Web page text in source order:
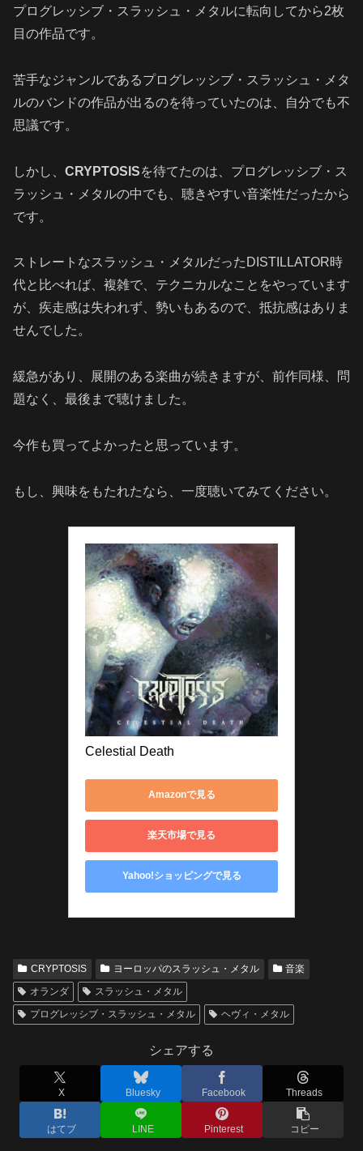
プログレッシブ・スラッシュ・メタルに転向してから2枚
目の作品です。
苦手なジャンルであるプログレッシブ・スラッシュ・メタ
ルのバンドの作品が出るのを待っていたのは、自分でも不
思議です。
しかし、 CRYPTOSISを待てたのは、プログレッシブ・ス
ラッシュ・メタルの中でも、聴きやすい音楽性だったから
です。
ストレートなスラッシュ・メタルだったDISTILLATOR時
代と比べれば、複雑で、テクニカルなことをやっています
が、疾走感は失われず、勢いもあるので、抵抗感はありま
せんでした。
緩急があり、展開のある楽曲が続きますが、前作同様、問
題なく、最後まで聴けました。
今作も買ってよかったと思っています。
もし、興味をもたれたなら、一度聴いてみてください。
Celestial Death
Amazonで見る
楽天市場で見る
Yahoo!ショッピングで見る
CRYPTOSIS ヨーロッパのスラッシュ・メタル
音楽
オランダ
スラッシュ・メタル
プログレッシブ・スラッシュ・メタル
ヘヴィ・メタル
シェアする
X Bluesky Facebook Threads
はてブ LINE Pinterest コピー